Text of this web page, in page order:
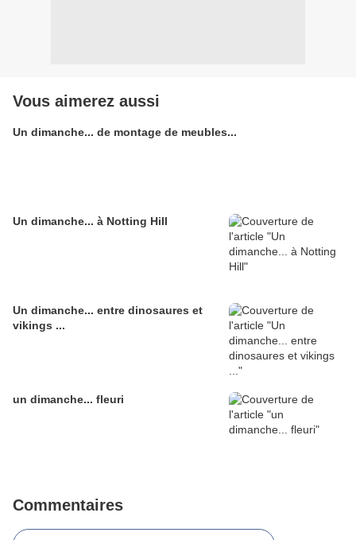
Vous aimerez aussi
Un dimanche... de montage de meubles...
Un dimanche... à Notting Hill
Un dimanche... entre dinosaures et
vikings ...
un dimanche... fleuri
Commentaires